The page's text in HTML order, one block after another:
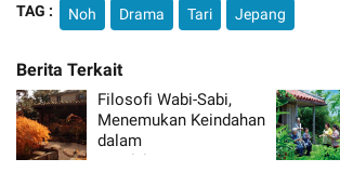
TAG : Noh Drama Tari Jepang
Filosofi Wabi-Sabi,
Menemukan Keindahan
dalam
Ketidaksempurnaan